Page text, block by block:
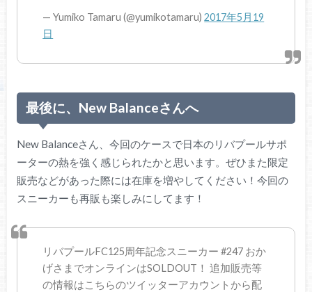
— Yumiko Tamaru (@yumikotamaru)2017年5月19
日
最後に、New Balanceさんへ
New Balanceさん、今回のケースで日本のリバプールサポ
ーターの熱を強く感じられたかと思います。ぜひまた限定
販売などがあった際には在庫を増やしてください！今回の
スニーカーも再販も楽しみにしてます！
リバプールFC125周年記念スニーカー #247 おか
げさまでオンラインはSOLDOUT！ 追加販売等
の情報はこちらのツイッターアカウントから配